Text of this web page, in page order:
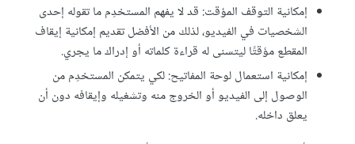
إمكانية التوقف المؤقت: قد لا يفهم المستخدِم ما تقوله إحدى
الشخصيات في الفيديو، لذلك من الأفضل تقديم إمكانية إيقاف
المقطع مؤقتًا ليتسنى له قراءة كلماته أو إدراك ما يجري.
إمكانية استعمال لوحة المفاتيح: لكي يتمكن المستخدِم من
الوصول إلى الفيديو أو الخروج منه وتشغيله وإيقافه دون أن
يعلق داخله.